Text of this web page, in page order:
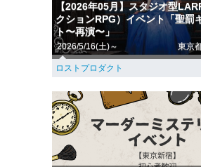
【2026年05月】スタジオ型
クションRPG）イベント「聖罰
ト〜再演〜」
2026/5/16(土)～ 東京
ロストプロダクト